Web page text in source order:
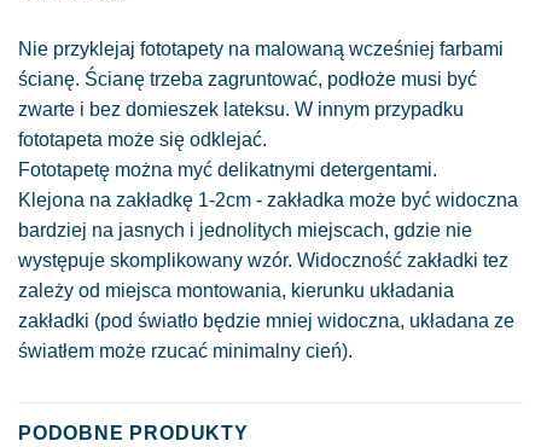
Nie przyklejaj fototapety na malowaną wcześniej farbami
ścianę. Ścianę trzeba zagruntować, podłoże musi być
zwarte i bez domieszek lateksu. W innym przypadku
fototapeta może się odklejać.
Fototapetę można myć delikatnymi detergentami.
Klejona na zakładkę 1-2cm - zakładka może być widoczna
bardziej na jasnych i jednolitych miejscach, gdzie nie
występuje skomplikowany wzór. Widoczność zakładki tez
zależy od miejsca montowania, kierunku układania
zakładki (pod światło będzie mniej widoczna, układana ze
światłem może rzucać minimalny cień).
PODOBNE PRODUKTY